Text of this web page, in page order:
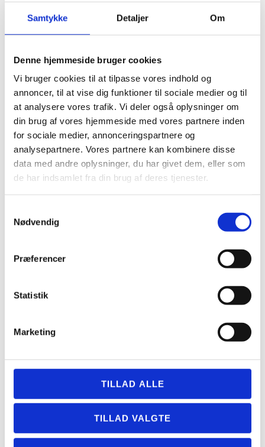
Samtykke Detaljer Om
Denne hjemmeside bruger cookies
Vi bruger cookies til at tilpasse vores indhold og
annoncer, til at vise dig funktioner til sociale medier og til
at analysere vores trafik. Vi deler også oplysninger om
din brug af vores hjemmeside med vores partnere inden
for sociale medier, annonceringspartnere og
analysepartnere. Vores partnere kan kombinere disse
data med andre oplysninger, du har givet dem, eller som
de har indsamlet fra din brug af deres tjenester.
Nødvendig
Præferencer
Statistik
Marketing
TILLAD ALLE
TILLAD VALGTE
Georg Jensen
Georg Jensen ringe
Georg Jensen accessories og home
Georg Jensen Kollektion
Elephant
Georg Jensen Curve
Mercy
Georg Jensen – Daisy
Offspring
Moonlight Grapes
Hearts of Georg Jensen
Nanna Ditzel
OLE LYNGGAARD COPENHAGEN
OLE LYNGGAARD COPENHAGEN
armbånd
halskæder
OLE LYNGGAARD COPENHAGEN øreringe
OLE LYNGGAARD COPENHAGEN ringe
OLE LYNGGAARD COPENHAGEN